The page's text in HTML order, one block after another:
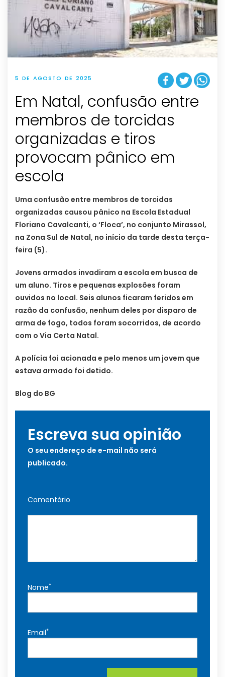
5 DE AGOSTO DE 2025
Em Natal, confusão entre
membros de torcidas
organizadas e tiros
provocam pânico em
escola
Uma confusão entre membros de torcidas
organizadas causou pânico na Escola Estadual
Floriano Cavalcanti, o ‘Floca’, no conjunto Mirassol,
na Zona Sul de Natal, no início da tarde desta terça-
feira (5).
Jovens armados invadiram a escola em busca de
um aluno. Tiros e pequenas explosões foram
ouvidos no local. Seis alunos ficaram feridos em
razão da confusão, nenhum deles por disparo de
arma de fogo, todos foram socorridos, de acordo
com o Via Certa Natal.
A polícia foi acionada e pelo menos um jovem que
estava armado foi detido.
Blog do BG
Escreva sua opinião
O seu endereço de e-mail não será
publicado.
Comentário
Nome*
Email*